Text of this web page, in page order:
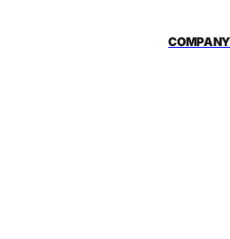
COMPANY